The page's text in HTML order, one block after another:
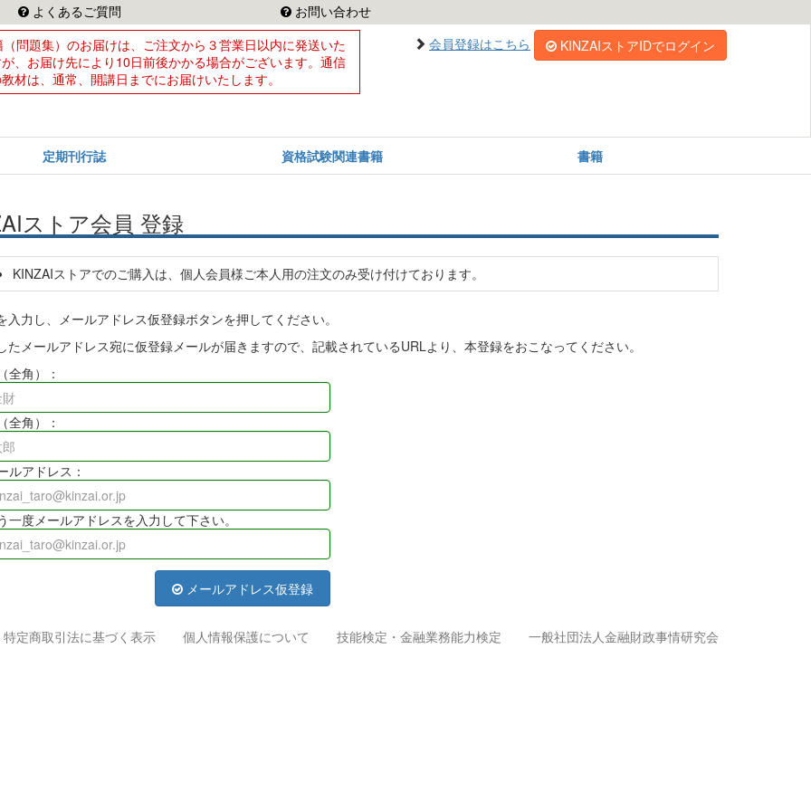
よくあるご質問 お問い合わせ
（問題集）のお届けは、ご注文から３営業日以内に発送いた
が、お届け先により10日前後かかる場合がございます。通信
材は、通常、開講日までにお届けいたします。
会員登録はこちら KINZAIストアIDでログイン
定期刊行誌 資格試験関連書籍 書籍
ストア会員 登録
KINZAIストアでのご購入は、個人会員様ご本人用の注文のみ受け付けております。
入力し、メールアドレス仮登録ボタンを押してください。
たメールアドレス宛に仮登録メールが届きますので、記載されているURLより、本登録をおこなってください。
全角）：
全角）：
ルアドレス：
一度メールアドレスを入力して下さい。
メールアドレス仮登録
特定商取引法に基づく表示 個人情報保護について 技能検定・金融業務能力検定 一般社団法人金融財政事情研究会